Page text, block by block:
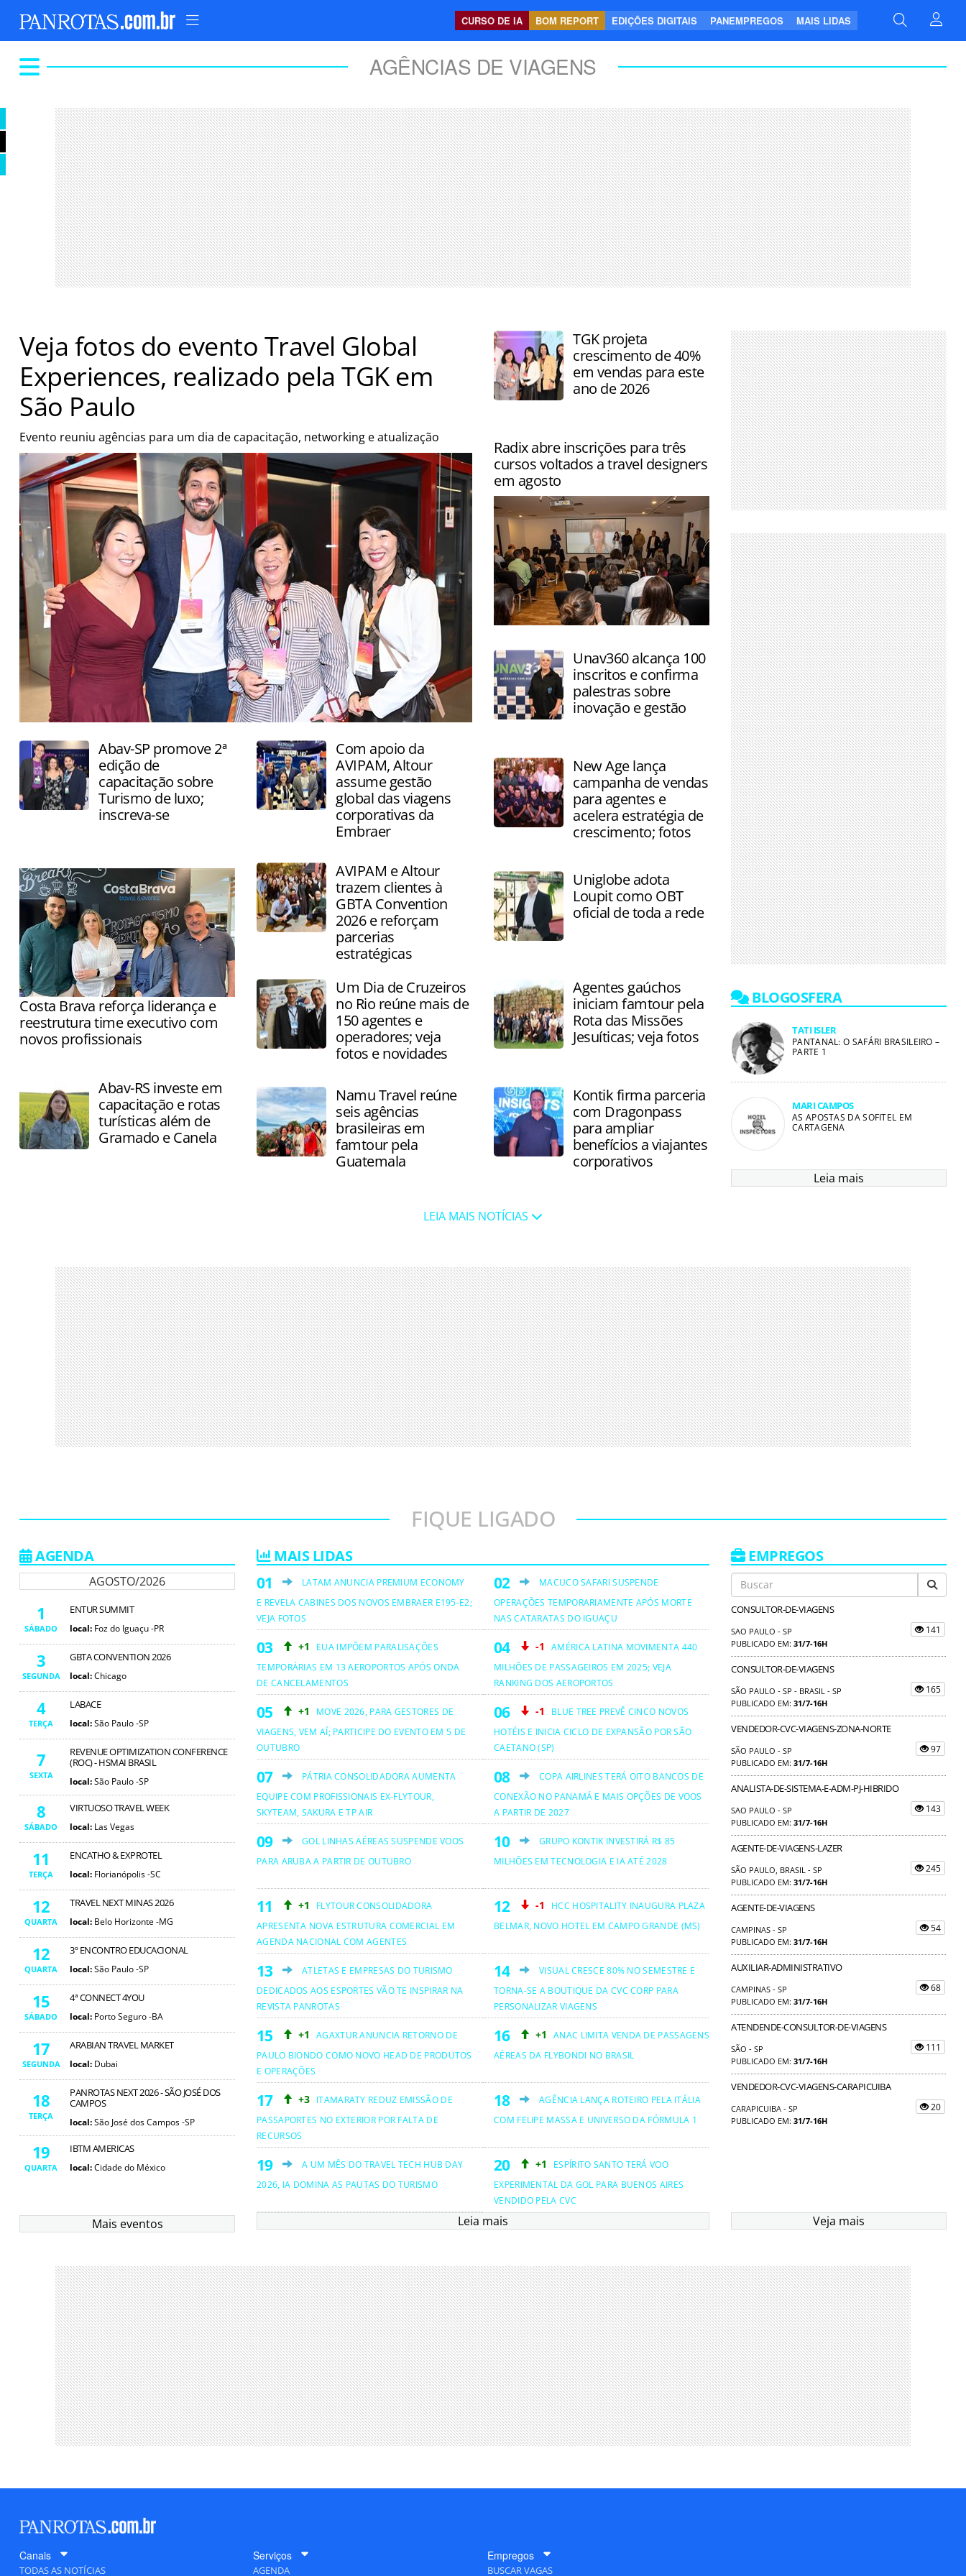
CURSO DE IA BOM REPORT EDIÇÕES DIGITAIS PANEMPREGOS MAIS LIDAS
AGÊNCIAS DE VIAGENS
FIQUE LIGADO
Veja fotos do evento Travel Global
Experiences, realizado pela TGK em
São Paulo
Evento reuniu agências para um dia de capacitação, networking e atualização
sobre produtos e destinos
TGK projeta
crescimento de 40%
em vendas para este
ano de 2026
Radix abre inscrições para três
cursos voltados a travel designers
em agosto
agosto e incluem cursos de formação e
aperfeiçoamentoUnav360 alcança 100
inscritos e confirma
palestras sobre
inovação e gestão
Abav-SP promove 2ª
edição de
capacitação sobre
Turismo de luxo;
inscreva-se
Com apoio da
AVIPAM, Altour
assume gestão
global das viagens
corporativas da
Embraer
New Age lança
campanha de vendas
para agentes e
acelera estratégia de
crescimento; fotos
AVIPAM e Altour
trazem clientes à
GBTA Convention
2026 e reforçam
parcerias
estratégicas
Costa Brava reforça liderança e
reestrutura time executivo com
novos profissionais
liderança para apoiar plano de expan…
Uniglobe adota
Loupit como OBT
oficial de toda a rede
Um Dia de Cruzeiros
no Rio reúne mais de
150 agentes e
operadores; veja
fotos e novidades
Agentes gaúchos
iniciam famtour pela
Rota das Missões
Jesuíticas; veja fotos
BLOGOSFERA
TATI ISLER
PANTANAL: O SAFÁRI BRASILEIRO –
PARTE 1
MARI CAMPOS
AS APOSTAS DA SOFITEL EM
CARTAGENA
Leia mais
Abav-RS investe em
capacitação e rotas
turísticas além de
Gramado e Canela
Namu Travel reúne
seis agências
brasileiras em
famtour pela
Guatemala
Kontik firma parceria
com Dragonpass
para ampliar
benefícios a viajantes
corporativos
LEIA MAIS NOTÍCIAS
FIQUE LIGADO
AGENDA
AGOSTO/2026
1
SÁBADO
ENTUR SUMMIT
local: Foz do Iguaçu -PR
3
SEGUNDA
GBTA CONVENTION 2026
local:Chicago
4
TERÇA
LABACE
local:São Paulo -SP
7
SEXTA
REVENUE OPTIMIZATION CONFERENCE
(ROC) - HSMAI BRASIL
local:São Paulo -SP
8
SÁBADO
VIRTUOSO TRAVEL WEEK
local: Las Vegas
11
TERÇA
ENCATHO & EXPROTEL
local: Florianópolis -SC
12
QUARTA
TRAVEL NEXT MINAS 2026
local: Belo Horizonte -MG
12
QUARTA
3º ENCONTRO EDUCACIONAL
local:São Paulo -SP
15
SÁBADO
4ª CONNECT 4YOU
local: Porto Seguro -BA
17
SEGUNDA
ARABIAN TRAVEL MARKET
local: Dubai
18
TERÇA
PANROTAS NEXT 2026 - SÃO JOSÉ DOS
CAMPOS
local:São José dos Campos -SP
19
QUARTA
IBTM AMERICAS
local:Cidade do México
Mais eventos
MAIS LIDAS
LATAM ANUNCIA PREMIUM ECONOMY
E REVELA CABINES DOS NOVOS EMBRAER E195-E2;
VEJA FOTOS
MACUCO SAFARI SUSPENDE
OPERAÇÕES TEMPORARIAMENTE APÓS MORTE
NAS CATARATAS DO IGUAÇU
+1
EUA IMPÕEM PARALISAÇÕES
TEMPORÁRIAS EM 13 AEROPORTOS APÓS ONDA
DE CANCELAMENTOS
-1
AMÉRICA LATINA MOVIMENTA 440
MILHÕES DE PASSAGEIROS EM 2025; VEJA
RANKING DOS AEROPORTOS
+1
MOVE 2026, PARA GESTORES DE
VIAGENS, VEM AÍ; PARTICIPE DO EVENTO EM 5 DE
OUTUBRO
-1
BLUE TREE PREVÊ CINCO NOVOS
HOTÉIS E INICIA CICLO DE EXPANSÃO POR SÃO
CAETANO (SP)
PÁTRIA CONSOLIDADORA AUMENTA
EQUIPE COM PROFISSIONAIS EX-FLYTOUR,
SKYTEAM, SAKURA E TP AIR
COPA AIRLINES TERÁ OITO BANCOS DE
CONEXÃO NO PANAMÁ E MAIS OPÇÕES DE VOOS
A PARTIR DE 2027
GOL LINHAS AÉREAS SUSPENDE VOOS
PARA ARUBA A PARTIR DE OUTUBRO
GRUPO KONTIK INVESTIRÁ R$ 85
MILHÕES EM TECNOLOGIA E IA ATÉ 2028
+1
FLYTOUR CONSOLIDADORA
APRESENTA NOVA ESTRUTURA COMERCIAL EM
AGENDA NACIONAL COM AGENTES
-1
HCC HOSPITALITY INAUGURA PLAZA
BELMAR, NOVO HOTEL EM CAMPO GRANDE (MS)
ATLETAS E EMPRESAS DO TURISMO
DEDICADOS AOS ESPORTES VÃO TE INSPIRAR NA
REVISTA PANROTAS
VISUAL CRESCE 80% NO SEMESTRE E
TORNA-SE A BOUTIQUE DA CVC CORP PARA
PERSONALIZAR VIAGENS
+1
AGAXTUR ANUNCIA RETORNO DE
PAULO BIONDO COMO NOVO HEAD DE PRODUTOS
E OPERAÇÕES
+1
ANAC LIMITA VENDA DE PASSAGENS
AÉREAS DA FLYBONDI NO BRASIL
+3 ITAMARATY REDUZ EMISSÃO DE
PASSAPORTES NO EXTERIOR POR FALTA DE
RECURSOS
AGÊNCIA LANÇA ROTEIRO PELA ITÁLIA
COM FELIPE MASSA E UNIVERSO DA FÓRMULA 1
A UM MÊS DO TRAVEL TECH HUB DAY
2026, IA DOMINA AS PAUTAS DO TURISMO
+1
ESPÍRITO SANTO TERÁ VOO
EXPERIMENTAL DA GOL PARA BUENOS AIRES
VENDIDO PELA CVC
Leia mais
EMPREGOS
CONSULTOR-DE-VIAGENS
SAO PAULO - SP
PUBLICADO EM: 31/7-16H
141
CONSULTOR-DE-VIAGENS
SÃO PAULO - SP - BRASIL - SP
PUBLICADO EM: 31/7-16H
165
VENDEDOR-CVC-VIAGENS-ZONA-NORTE
SÃO PAULO - SP
PUBLICADO EM: 31/7-16H
97
ANALISTA-DE-SISTEMA-E-ADM-PJ-HIBRIDO
SAO PAULO - SP
PUBLICADO EM: 31/7-16H
143
AGENTE-DE-VIAGENS-LAZER
SÃO PAULO, BRASIL - SP
PUBLICADO EM: 31/7-16H
245
AGENTE-DE-VIAGENS
CAMPINAS - SP
PUBLICADO EM: 31/7-16H
54
AUXILIAR-ADMINISTRATIVO
CAMPINAS - SP
PUBLICADO EM: 31/7-16H
68
ATENDENDE-CONSULTOR-DE-VIAGENS
SÃO - SP
PUBLICADO EM: 31/7-16H
111
VENDEDOR-CVC-VIAGENS-CARAPICUIBA
CARAPICUIBA - SP
PUBLICADO EM: 31/7-16H
20
Veja mais
Canais
TODAS AS NOTÍCIAS
Serviços
AGENDA
Empregos
BUSCAR VAGAS